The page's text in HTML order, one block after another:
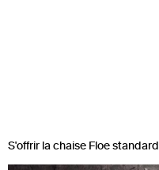
S'offrir la chaise Floe standard